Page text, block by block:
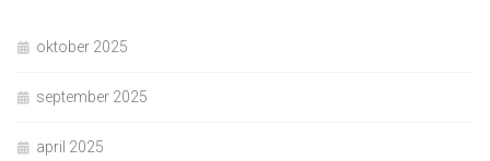
oktober 2025
september 2025
april 2025